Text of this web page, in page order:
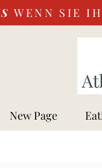
WENN SIE
New Page